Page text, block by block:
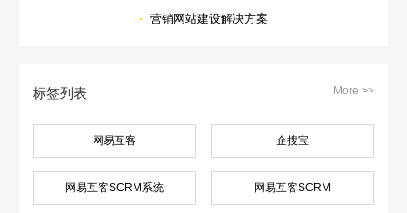
· 营销网站建设解决方案
标签列表 More >>
网易互客 企搜宝
网易互客SCRM系统 网易互客SCRM